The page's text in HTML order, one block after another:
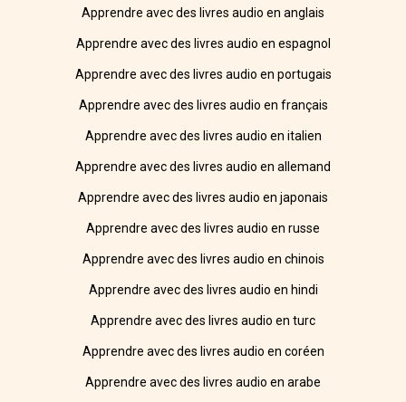
Apprendre avec des livres audio en anglais
Apprendre avec des livres audio en espagnol
Apprendre avec des livres audio en portugais
Apprendre avec des livres audio en français
Apprendre avec des livres audio en italien
Apprendre avec des livres audio en allemand
Apprendre avec des livres audio en japonais
Apprendre avec des livres audio en russe
Apprendre avec des livres audio en chinois
Apprendre avec des livres audio en hindi
Apprendre avec des livres audio en turc
Apprendre avec des livres audio en coréen
Apprendre avec des livres audio en arabe